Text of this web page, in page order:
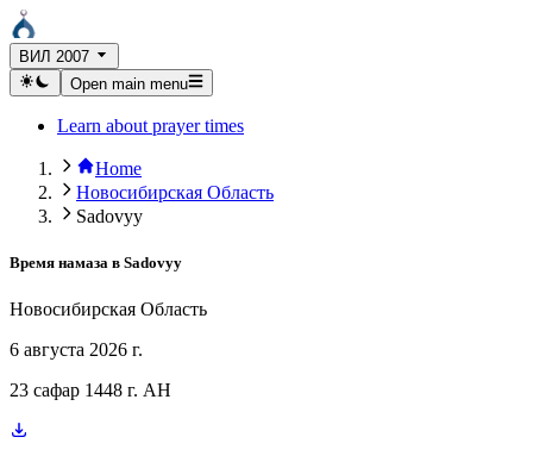
ВИЛ 2007
Open main menu
Learn about prayer times
Home
Новосибирская Область
Sadovyy
Время намаза в Sadovyy
Новосибирская Область
6 августа 2026 г.
23 сафар 1448 г. AH